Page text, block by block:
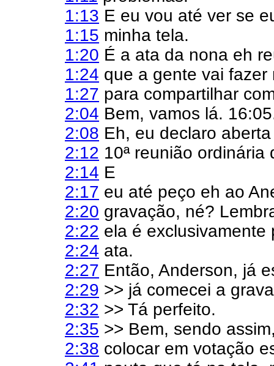
1:13 E eu vou até ver se
1:15 minha tela.
1:20 É a ata da nona eh
1:24 que a gente vai fazer
1:27 para compartilhar
2:04 Bem, vamos lá.
2:08 Eh, eu declaro
2:12 10ª reunião ordinária
2:14 E
2:17 eu até peço eh ao
2:20 gravação, né?
2:22 ela é exclusivamente
2:24 ata.
2:27 Então, Anderson, já
2:29 >> já comecei a
2:32 >> Tá perfeito.
2:35 >> Bem, sendo
2:38 colocar em votação